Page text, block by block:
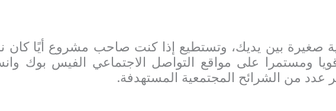
صغيرة بين يديك، وتستطيع إذا كنت صاحب مشروع أيًا كان
ومستمرا على مواقع التواصل الاجتماعي الفيس بوك
عدد من الشرائح المجتمعية المستهدفة.